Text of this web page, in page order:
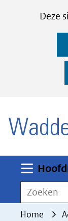
CookiesDeze
deze
worden
toegestaan
geweigerd.
Zoeken
Home